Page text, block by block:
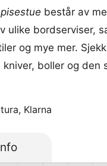
består av
ulike bordserviser,
og mye mer.
boller og
Klarna